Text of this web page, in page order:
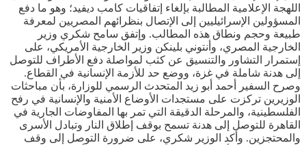
اللهجة الإعلامية المطالبة بإلغاء إتفاقيات كامب ديفيد؛ وهو ما دفع
المسؤولين الإسرائيليين إلى الإتصال بنظرائهم المصريين لمعرفة
طبيعة وحجم ونطاق هذه المطالب. وإتفق سامح شكري وزير
الخارجية المصري، وأنتوني بلينكن وزير الخارجية الأمريكي، على
إستمرار التشاور والتنسيق عن كثب لمواصلة دفع الأطراف للتوصل
إلى هدنة شاملة في غزة، ووضع حد للأزمة الإنسانية في القطاع.
وصرح السفير أحمد أبو زيد المتحدث الرسمي للوزارة، بأن مباحثات
الوزيرين تركزت على مستجدات الأوضاع الأمنية والإنسانية في رفح
الفلسطينية، والمرحلة الدقيقة التي تمر بها المفاوضات الجارية في
القاهرة للتوصل إلى هدنة تسمح بوقف إطلاق النار وتبادل الأسرى
والمحتجزين. وأكد الوزير شكري، على ضرورة التوصل إلى وقف